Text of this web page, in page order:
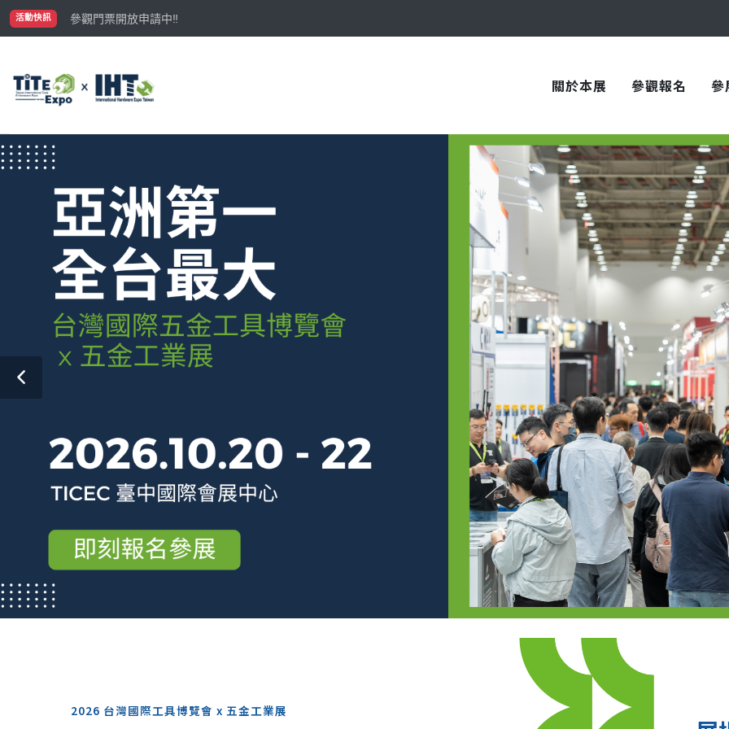
活動快訊
參觀門票開放申請中‼️
最大規模台灣五金展TiTE x IHT，2026/10/20-22與您在臺中國際會展中心再次相見！
關於本展 參觀報名 參
2026 台灣國際工具博覽會 x 五金工業展